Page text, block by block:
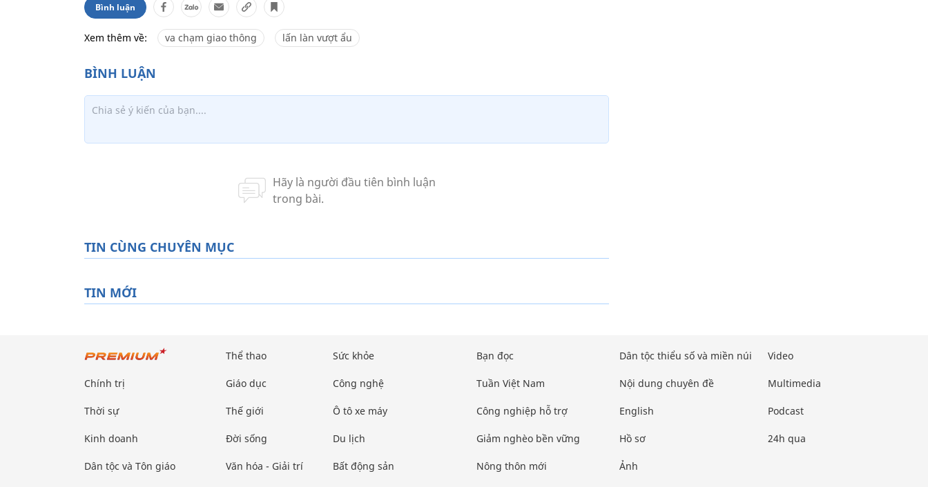
Bình luận
Xem thêm về: va chạm giao thông lấn làn vượt ẩu
TIN CÙNG CHUYÊN MỤC
TIN MỚI
Chính trị
Thời sự
Kinh doanh
Dân tộc và Tôn giáo
Thể thao
Giáo dục
Thế giới
Đời sống
Văn hóa - Giải trí
Sức khỏe
Công nghệ
Ô tô xe máy
Du lịch
Bất động sản
Bạn đọc
Tuần Việt Nam
Công nghiệp hỗ trợ
Giảm nghèo bền vững
Nông thôn mới
Dân tộc thiểu số và miền núi
Nội dung chuyên đề
English
Hồ sơ
Ảnh
Video
Multimedia
Podcast
24h qua